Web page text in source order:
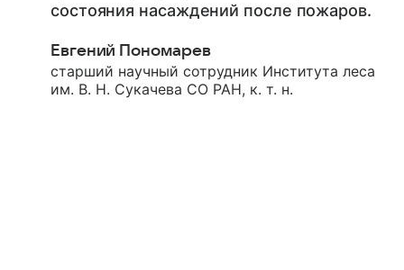
состояния насаждений после пожаров.
Евгений Пономарев
старший научный сотрудник Института леса
им. В. Н. Сукачева СО РАН, к. т. н.